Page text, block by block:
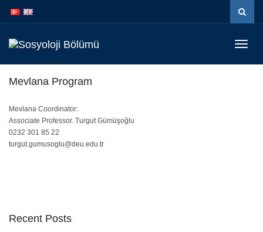
atla
atla
Mevlana Program
Mevlana Coordinator:
Associate Professor. Turgut Gümüşoğlu
0232 301 85 22
turgut.gumusoglu@deu.edu.tr
Recent Posts